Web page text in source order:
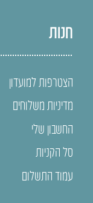
חנות
הצטרפות למועדון
מדיניות משלוחים
החשבון שלי
סל הקניות
עמוד התשלום